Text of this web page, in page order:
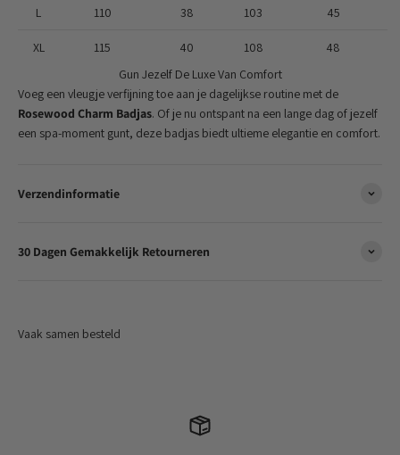
L 110 38 103 45
XL 115 40 108
48
Gun Jezelf De Luxe Van Comfort
Voeg een vleugje verfijning toe aan je dagelijkse routine met de
Rosewood Charm Badjas. Of je nu ontspant na een lange dag of jezelf
een spa-moment gunt, deze badjas biedt ultieme elegantie en comfort.
Verzendinformatie
30 Dagen Gemakkelijk Retourneren